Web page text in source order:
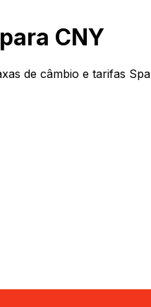
CNY
de câmbio e tarifas